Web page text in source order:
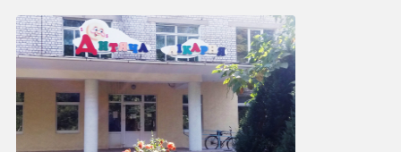
14:43, 5.08.2026